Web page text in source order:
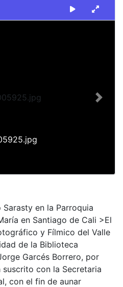
Next
en la Parroquia
en Santiago de Cali >El
y Fílmico del Valle
de la Biblioteca
Garcés Borrero, por
con la Secretaria
con el fin de aunar